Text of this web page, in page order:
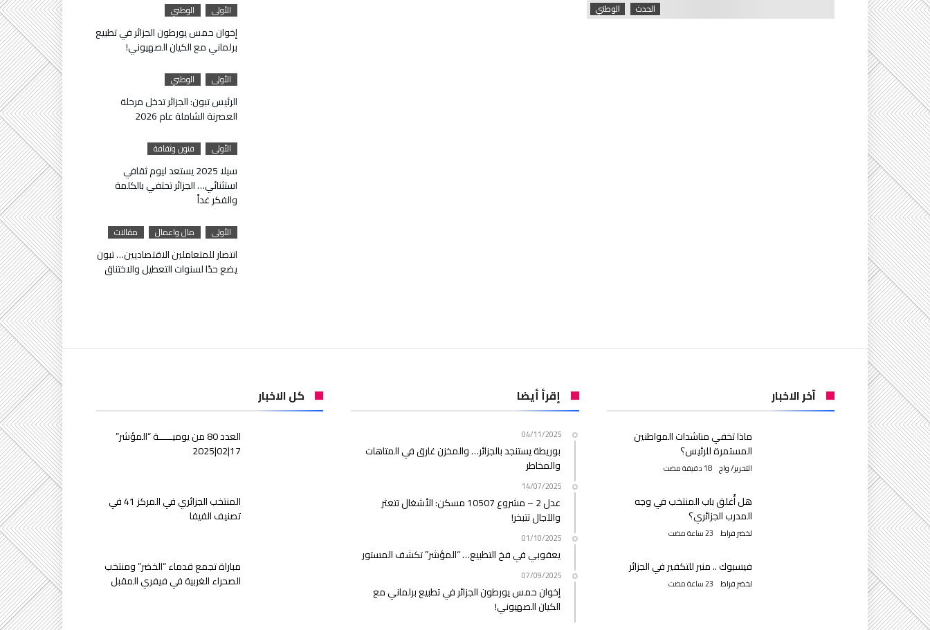
الحدث الوطني الأولى الوطني
إخوان حمس يورطون الجزائر في تطبيع
برلماني مع الكيان الصهيوني!
الأولى الوطني
الرئيس تبون: الجزائر تدخل مرحلة
العصرنة الشاملة عام 2026
الأولى فنون وثقافة
سيلا 2025 يستعد ليوم ثقافي
استثنائي… الجزائر تحتفي بالكلمة
والفكر غداً
الأولى مال واعمال مقالات
انتصار للمتعاملين الاقتصاديين… تبون
يضع حدًا لسنوات التعطيل والاختناق
آخر الاخبار
ماذا تخفي مناشدات المواطنين
المستمرة للرئيس؟
التحرير/ واج
هل أُغلق باب المنتخب في وجه
المدرب الجزائري؟
لخضر فراط
فيسبوك .. منبر للتكفير في الجزائر
لخضر فراط
إقرأ أيضا
04/11/2025
بوريطة يستنجد بالجزائر… والمخزن غارق في المتاهات
والمخاطر
14/07/2025
عدل 2 – مشروع 10507 مسكن: الأشغال تتعثر
والآجال تتبخر!
01/10/2025
يعقوبي في فخ التطبيع… “المؤشر” تكشف المستور
07/09/2025
إخوان حمس يورطون الجزائر في تطبيع برلماني مع
الكيان الصهيوني!
كل الاخبار
العدد 80 من يوميـــــة “المؤشر”
17|02|2025
المنتخب الجزائري في المركز 41 في
تصنيف الفيفا
مباراة تجمع قدماء “الخضر” ومنتخب
الصحراء الغربية في فيفري المقبل